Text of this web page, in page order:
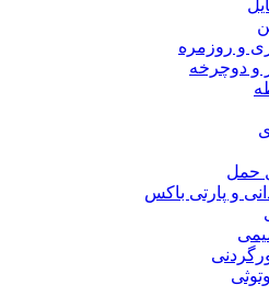
و روزمره
و دوچرخه
حمل
و پارتی باکس